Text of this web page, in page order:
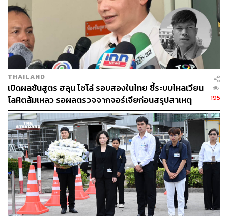
THAILAND
เปิดผลชันสูตร ฮลุน โซโล่ รอบสองในไทย ชี้ระบบไหลเวียน
โลหิตล้มเหลว รอผลตรวจจากจอร์เจียก่อนสรุปสาเหตุ
ทางการ
195